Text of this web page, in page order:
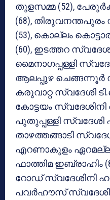
തുളസമ്മ (52),
(68),
(53), കൊല്ലം
(60), ഇടത്തറ
മൈനാഗപ്പള്ളി
ആലപ്പുഴ ചെങ്ങന്നൂര്‍
കരുവാറ്റ സ്വദേശി
കോട്ടയം സ്വദേശിനി
പുതുപ്പള്ളി
താഴത്തങ്ങാടി
എറണാകുളം
ഫാത്തിമ
റോഡ് സ്വദേശിനി
പവര്‍ഹൗസ് സ്വദേശി